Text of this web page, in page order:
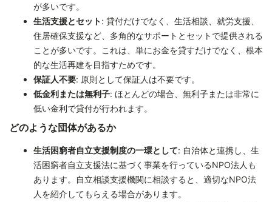
が多いです。
生活支援とセット: 貸付だけでなく、生活相談、就労支援、
住居確保支援など、多角的なサポートとセットで提供される
ことが多いです。これは、単にお金を貸すだけでなく、根本
的な生活再建を目指すためです。
保証人不要: 原則として保証人は不要です。
低金利または無利子: ほとんどの場合、無利子または非常に
低い金利で貸付が行われます。
どのような団体があるか
生活困窮者自立支援制度の一環として: 自治体と連携し、生
活困窮者自立支援法に基づく事業を行っているNPO法人も
あります。自立相談支援機関に相談すると、適切なNPO法
人を紹介してもらえる場合があります。